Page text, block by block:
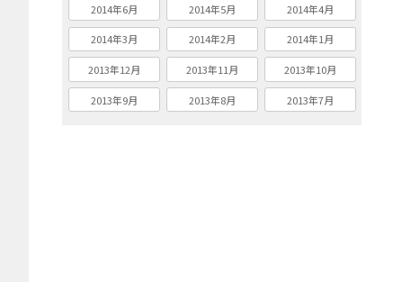
2014年6月 2014年5月 2014年4月
2014年3月 2014年2月 2014年1月
2013年12月 2013年11月 2013年10月
2013年9月 2013年8月 2013年7月